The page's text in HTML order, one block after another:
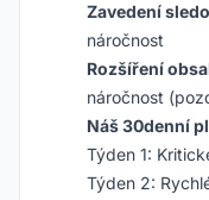
Zavedení
náročnost
Rozšíření
náročnost
Náš 30denní
Týden 1:
Týden 2: